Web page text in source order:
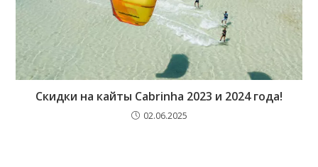
Скидки на кайты Cabrinha 2023 и 2024 года!
02.06.2025